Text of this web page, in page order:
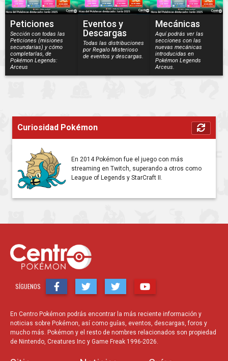
Peticiones
Sección con todas las
Peticiones (misiones
secundarias) y cómo
completarlas, de
Pokémon Legends:
Arceus
Eventos y
Descargas
Todas las distribuciones
por Regalo Misterioso
de eventos y descargas.
Mecánicas
Aquí podrás ver las
secciones con las
nuevas mecánicas
introducidas en
Pokémon Legends
Arceus.
Curiosidad Pokémon
En 2014 Pokémon fue el juego con más
streaming en Twitch, superando a otros como
League of Legends y StarCraft II.
SÍGUENOS
En Centro Pokémon podrás encontrar la más reciente información y
noticias sobre Pokémon, así como guías, eventos, descargas, foros y
mucho más. Pokémon y el resto de nombres relacionados son propiedad
de Nintendo, Creatures Inc y Game Freak 1996-2026.